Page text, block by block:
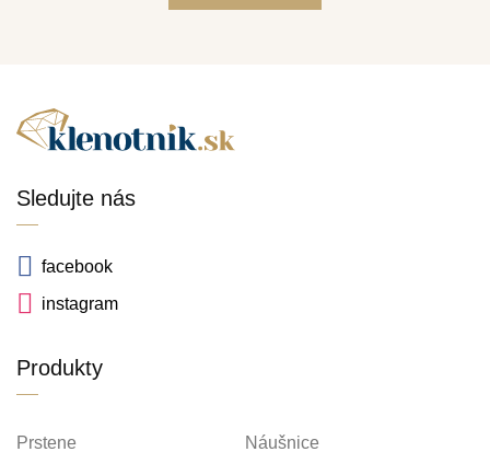
Sledujte nás
facebook
instagram
Produkty
Prstene Náušnice